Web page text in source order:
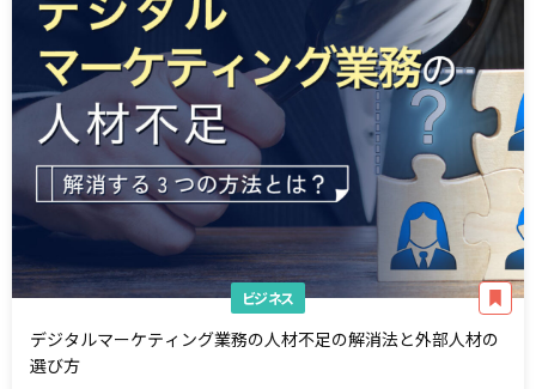
ビジネス
デジタルマーケティング業務の人材不足の解消法と外部人材の
選び方